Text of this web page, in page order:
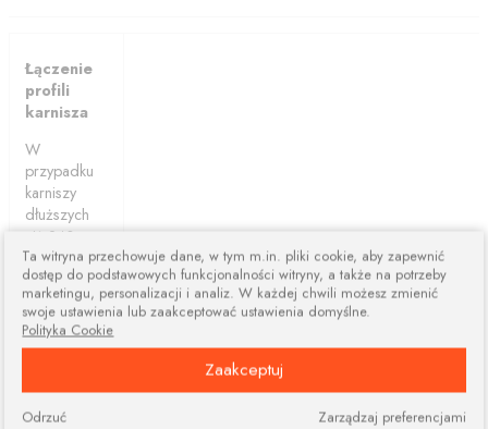
Łączenie
profili
karnisza
W
przypadku
karniszy
dłuższych
niż 240cm
karnisze są
łączone z
dwóch lub
więcej
elementów.
profile
ciągle dają
Ta witryna przechowuje dane, w tym m.in. pliki cookie, aby zapewnić
dostęp do podstawowych funkcjonalności witryny, a także na potrzeby
marketingu, personalizacji i analiz. W każdej chwili możesz zmienić
swoje ustawienia lub zaakceptować ustawienia domyślne.
Polityka Cookie
Zaakceptuj
Zarządzaj preferencjami
Odrzuć